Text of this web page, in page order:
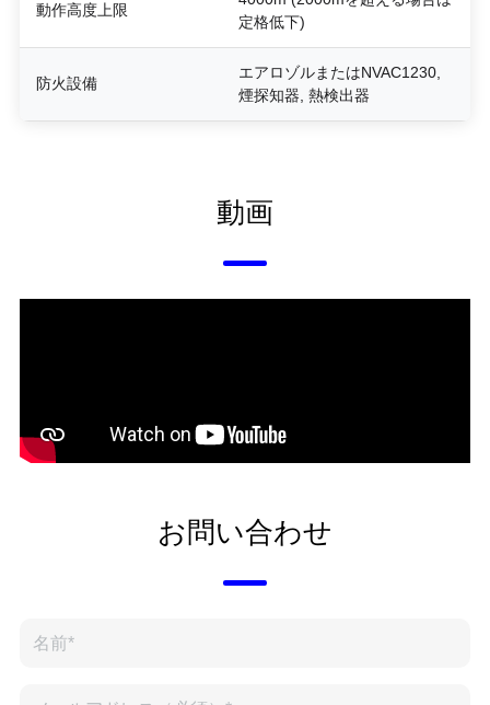
動作高度上限
定格低下)
防火設備
エアロゾルまたはNVAC1230,
煙探知器, 熱検出器
動画
お問い合わせ